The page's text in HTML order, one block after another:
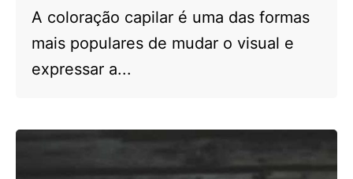
A coloração capilar é uma das formas
mais populares de mudar o visual e
expressar a...